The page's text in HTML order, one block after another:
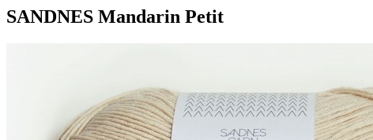
SANDNES Mandarin Petit